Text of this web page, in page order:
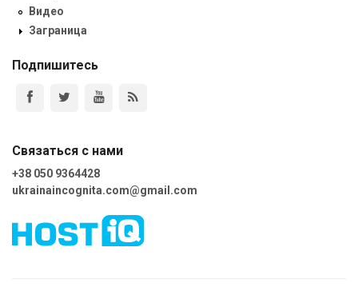
Видео
Заграница
Подпишитесь
Связаться с нами
+38 050 9364428
ukrainaincognita.com@gmail.com